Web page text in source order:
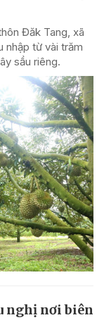
Đăk Tang, xã
nhập từ vài trăm
sầu riêng.
nghị nơi biên